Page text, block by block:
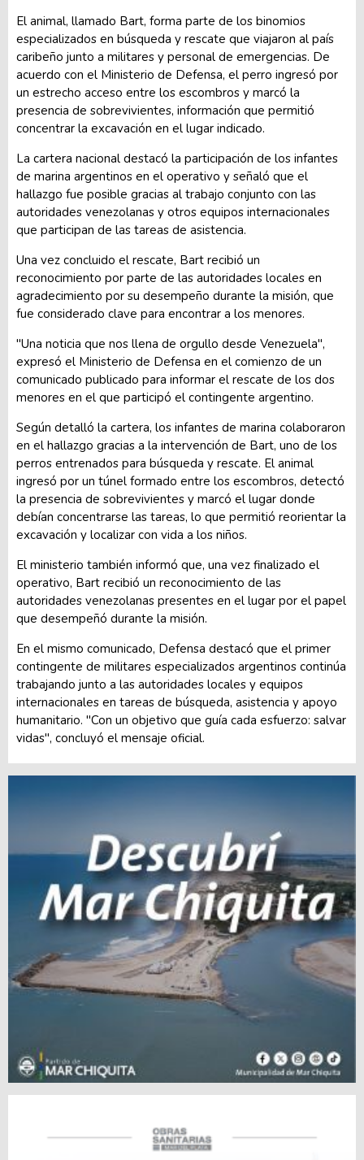
El animal, llamado Bart, forma parte de los binomios
especializados en búsqueda y rescate que viajaron al país
caribeño junto a militares y personal de emergencias. De
acuerdo con el Ministerio de Defensa, el perro ingresó por
un estrecho acceso entre los escombros y marcó la
presencia de sobrevivientes, información que permitió
concentrar la excavación en el lugar indicado.
La cartera nacional destacó la participación de los infantes
de marina argentinos en el operativo y señaló que el
hallazgo fue posible gracias al trabajo conjunto con las
autoridades venezolanas y otros equipos internacionales
que participan de las tareas de asistencia.
Una vez concluido el rescate, Bart recibió un
reconocimiento por parte de las autoridades locales en
agradecimiento por su desempeño durante la misión, que
fue considerado clave para encontrar a los menores.
"Una noticia que nos llena de orgullo desde Venezuela",
expresó el Ministerio de Defensa en el comienzo de un
comunicado publicado para informar el rescate de los dos
menores en el que participó el contingente argentino.
Según detalló la cartera, los infantes de marina colaboraron
en el hallazgo gracias a la intervención de Bart, uno de los
perros entrenados para búsqueda y rescate. El animal
ingresó por un túnel formado entre los escombros, detectó
la presencia de sobrevivientes y marcó el lugar donde
debían concentrarse las tareas, lo que permitió reorientar la
excavación y localizar con vida a los niños.
El ministerio también informó que, una vez finalizado el
operativo, Bart recibió un reconocimiento de las
autoridades venezolanas presentes en el lugar por el papel
que desempeñó durante la misión.
En el mismo comunicado, Defensa destacó que el primer
contingente de militares especializados argentinos continúa
trabajando junto a las autoridades locales y equipos
internacionales en tareas de búsqueda, asistencia y apoyo
humanitario. "Con un objetivo que guía cada esfuerzo: salvar
vidas", concluyó el mensaje oficial.